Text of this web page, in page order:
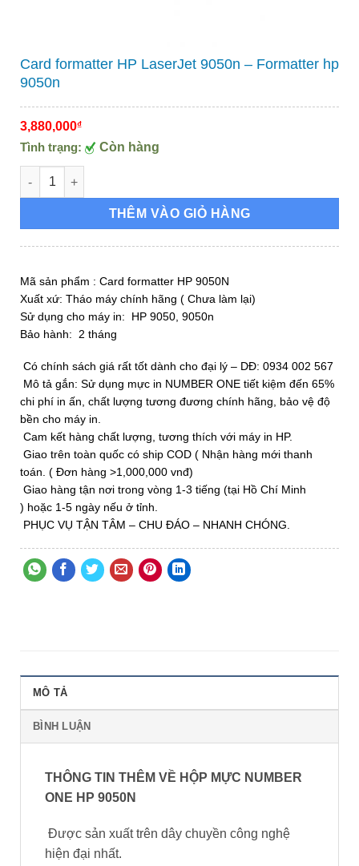
Card formatter HP LaserJet 9050n – Formatter hp
9050n
3,880,000₫
Tình trạng: Còn hàng
Card formatter HP LaserJet 9050n - Formatter hp 9050n số
THÊM VÀO GIỎ HÀNG
Mã sản phẩm : Card formatter HP 9050N
Xuất xứ: Tháo máy chính hãng ( Chưa làm lại)
Sử dụng cho máy in: HP 9050, 9050n
Bảo hành: 2 tháng
Có chính sách giá rất tốt dành cho đại lý – DĐ: 0934 002 567
Mô tả gắn: Sử dụng mực in NUMBER ONE tiết kiệm đến 65%
chi phí in ấn, chất lượng tương đương chính hãng, bảo vệ độ
bền cho máy in.
Cam kết hàng chất lượng, tương thích với máy in HP.
Giao trên toàn quốc có ship COD ( Nhận hàng mới thanh
toán. ( Đơn hàng >1,000,000 vnđ)
Giao hàng tận nơi trong vòng 1-3 tiếng (tại Hồ Chí Minh
) hoặc 1-5 ngày nếu ở tỉnh.
PHỤC VỤ TẬN TÂM – CHU ĐÁO – NHANH CHÓNG.
MÔ TẢ
BÌNH LUẬN
THÔNG TIN THÊM VỀ HỘP MỰC NUMBER
ONE HP 9050N
Được sản xuất trên dây chuyền công nghệ
hiện đại nhất.